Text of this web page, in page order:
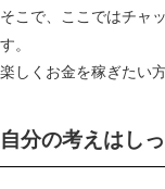
そこで、ここではチャ
す。
楽しくお金を稼ぎたい
自分の考えはし